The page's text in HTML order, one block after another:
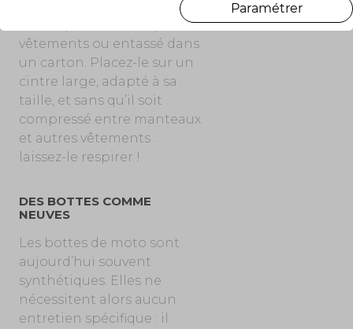
laissez pas sous une pile de
vêtements ou entassé dans
un carton. Placez-le sur un
cintre large, adapté à sa
taille, et sans qu’il soit
compressé entre manteaux
et autres vêtements :
laissez-le respirer !
DES BOTTES COMME
NEUVES
Les bottes de moto sont
aujourd’hui souvent
synthétiques. Elles ne
nécessitent alors aucun
entretien spécifique : il
Paramétrer